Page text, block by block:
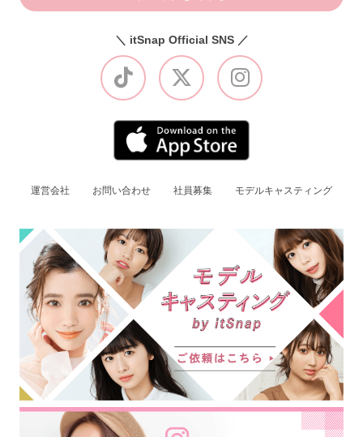
＼ itSnap Official SNS ／
運営会社 お問い合わせ 社員募集 モデルキャスティング